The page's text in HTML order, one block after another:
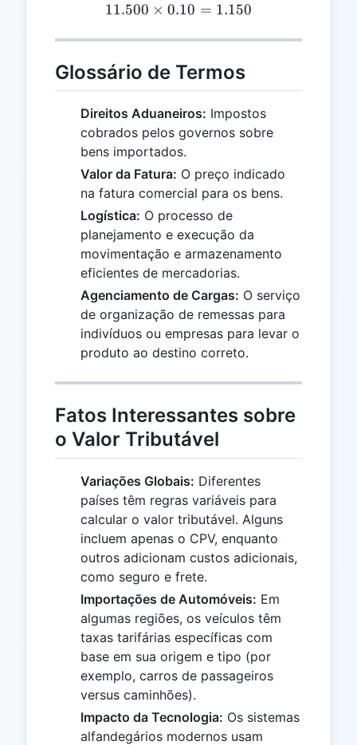
11.500 \times 0.10 = 1.150
11.500 × 0.10 = 1.150
Glossário de Termos
Direitos Aduaneiros: Impostos
cobrados pelos governos sobre
bens importados.
Valor da Fatura: O preço indicado
na fatura comercial para os bens.
Logística: O processo de
planejamento e execução da
movimentação e armazenamento
eficientes de mercadorias.
Agenciamento de Cargas: O serviço
de organização de remessas para
indivíduos ou empresas para levar o
produto ao destino correto.
Fatos Interessantes sobre
o Valor Tributável
Variações Globais: Diferentes
países têm regras variáveis para
calcular o valor tributável. Alguns
incluem apenas o CPV, enquanto
outros adicionam custos adicionais,
como seguro e frete.
Importações de Automóveis: Em
algumas regiões, os veículos têm
taxas tarifárias específicas com
base em sua origem e tipo (por
exemplo, carros de passageiros
versus caminhões).
Impacto da Tecnologia: Os sistemas
alfandegários modernos usam